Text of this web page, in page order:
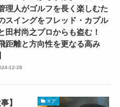
理人がゴルフを長く楽しむた
スイングをフレッド・カプル
田村尚之プロからも盗む！
距離と方向性を更なる高み
12-29
ギア
】